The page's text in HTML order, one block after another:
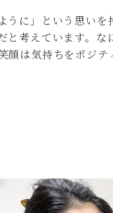
に」という思い
と考えています。
は気持ちをポジテ